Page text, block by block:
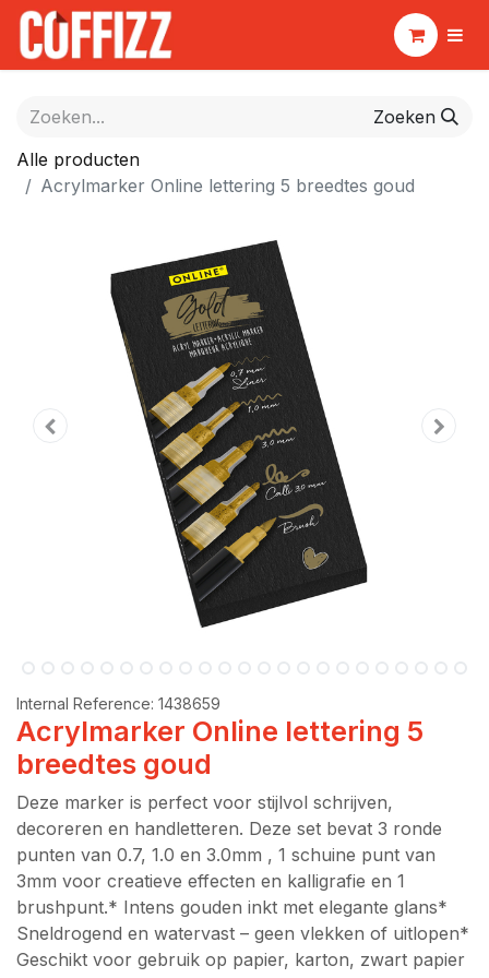
Zoeken
Alle producten
Acrylmarker Online lettering 5 breedtes goud
Internal Reference: 1438659
Acrylmarker Online lettering 5
breedtes goud
Deze marker is perfect voor stijlvol schrijven,
decoreren en handletteren. Deze set bevat 3 ronde
punten van 0.7, 1.0 en 3.0mm , 1 schuine punt van
3mm voor creatieve effecten en kalligrafie en 1
brushpunt.* Intens gouden inkt met elegante glans*
Sneldrogend en watervast – geen vlekken of uitlopen*
Geschikt voor gebruik op papier, karton, zwart papier